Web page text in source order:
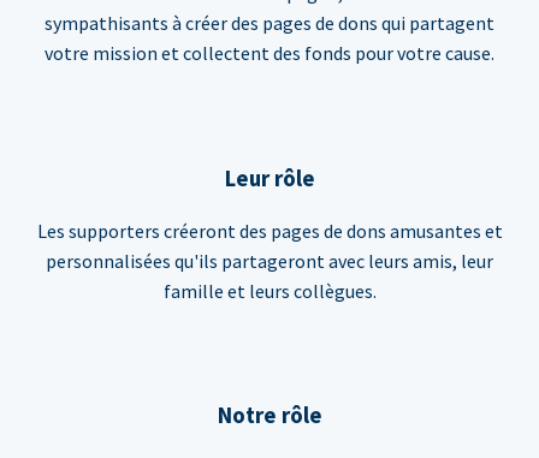
sympathisants à créer des pages de dons qui partagent
votre mission et collectent des fonds pour votre cause.
Leur rôle
Les supporters créeront des pages de dons amusantes et
personnalisées qu'ils partageront avec leurs amis, leur
famille et leurs collègues.
Notre rôle